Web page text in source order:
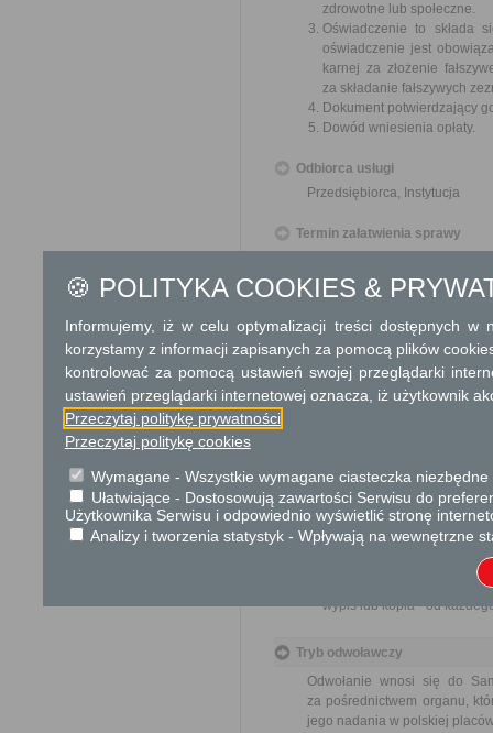
zdrowotne lub społeczne.
Oświadczenie to składa
oświadczenie jest
karnej za złożenie
za składanie fałszywych
Dokument potwierdzający
Dowód wniesienia opłaty.
Odbiorca usługi
Przedsiębiorca, Instytucja
Termin załatwienia sprawy
terminu nie wlicza się
zawieszenia postępowania
od organu).
W przypadku spraw
Informacja
107 zł - opłata skarbowa
ciekłych.
53,50 zł - opłata
objętej zezwoleniem lub
10 zł - decyzja inna, do
17 zł - opłata skarbowa
wypis lub kopia - od
Tryb odwoławczy
Odwołanie wnosi się do
za pośrednictwem organu,
jego nadania w polskiej
🍪 POLITYKA COOKIES &
Informujemy, iż w celu optymalizacji treści dostępnych w
korzystamy z informacji zapisanych za pomocą plików
kontrolować za pomocą ustawień swojej przeglądarki
ustawień przeglądarki internetowej oznacza, iż użytkownik
Przeczytaj politykę prywatności
Przeczytaj politykę cookies
Wymagane - Wszystkie wymagane ciasteczka
Ułatwiające - Dostosowują zawartości Serwisu do
Użytkownika Serwisu i odpowiednio wyświetlić stronę
Analizy i tworzenia statystyk - Wpływają na wewnętrzne